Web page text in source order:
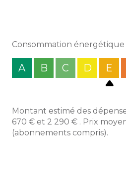
d'en révéler tout le
Consommation énergétique
A B C D E
Montant estimé des
670 € et 2 290 € . Prix
(abonnements compris).